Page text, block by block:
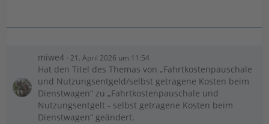
miwe4 21. April 2026 um 11:54
Hat den Titel des Themas von „Fahrtkostenpauschale
und Nutzungsentgeld/selbst getragene Kosten beim
Dienstwagen“ zu „Fahrtkostenpauschale und
Nutzungsentgelt - selbst getragene Kosten beim
Dienstwagen“ geändert.